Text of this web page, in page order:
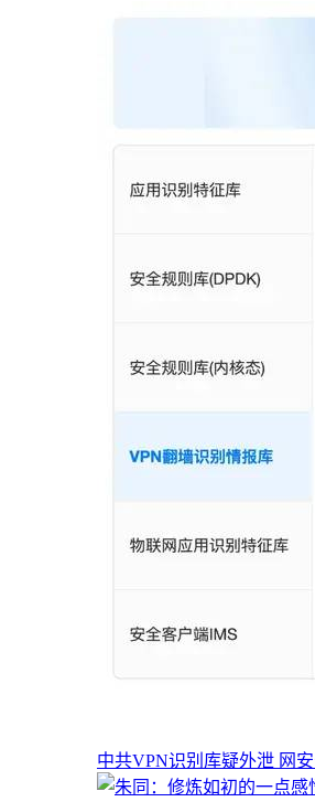
中共VPN识别库疑外泄 网